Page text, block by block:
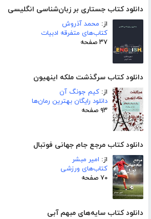
دانلود کتاب جستاری بر زبان‌شناسی انگلیسی
از: محمد آذروش
کتاب‌های متفرقه ادبیات
۳۷ صفحه
دانلود کتاب سرگذشت ملکه اینهیون
از: کیم جونگ آن
دانلود رایگان بهترین رمان‌ها
۹۳ صفحه
دانلود کتاب مرجع جام جهانی فوتبال
از: امیر مبشر
کتاب‌های ورزشی
۷۰ صفحه
دانلود کتاب سایه‌های مبهم آبی